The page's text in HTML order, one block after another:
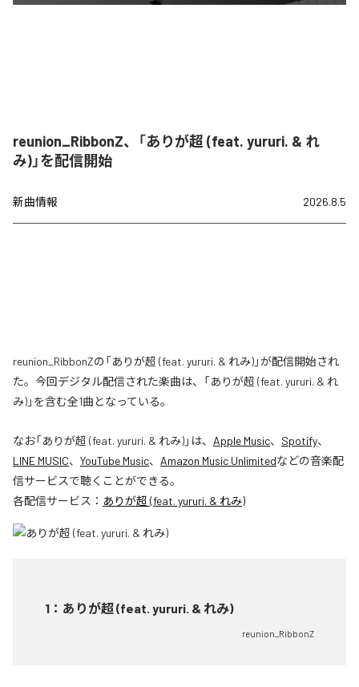
reunion_RibbonZ、「ありが超 (feat. yururi. & れ
み)」を配信開始
新曲情報 2026.8.5
reunion_RibbonZの「ありが超 (feat. yururi. & れみ)」が配信開始され
た。今回デジタル配信された楽曲は、「ありが超 (feat. yururi. & れ
み)」を含む全1曲となっている。
なお「ありが超 (feat. yururi. & れみ)」は、 Apple Music、 Spotify、
LINE MUSIC、 YouTube Music、 Amazon Music Unlimitedなどの音楽配
信サービスで聴くことができる。
各配信サービス： ありが超 (feat. yururi. & れみ)
1 ： ありが超 (feat. yururi. & れみ)
reunion_RibbonZ